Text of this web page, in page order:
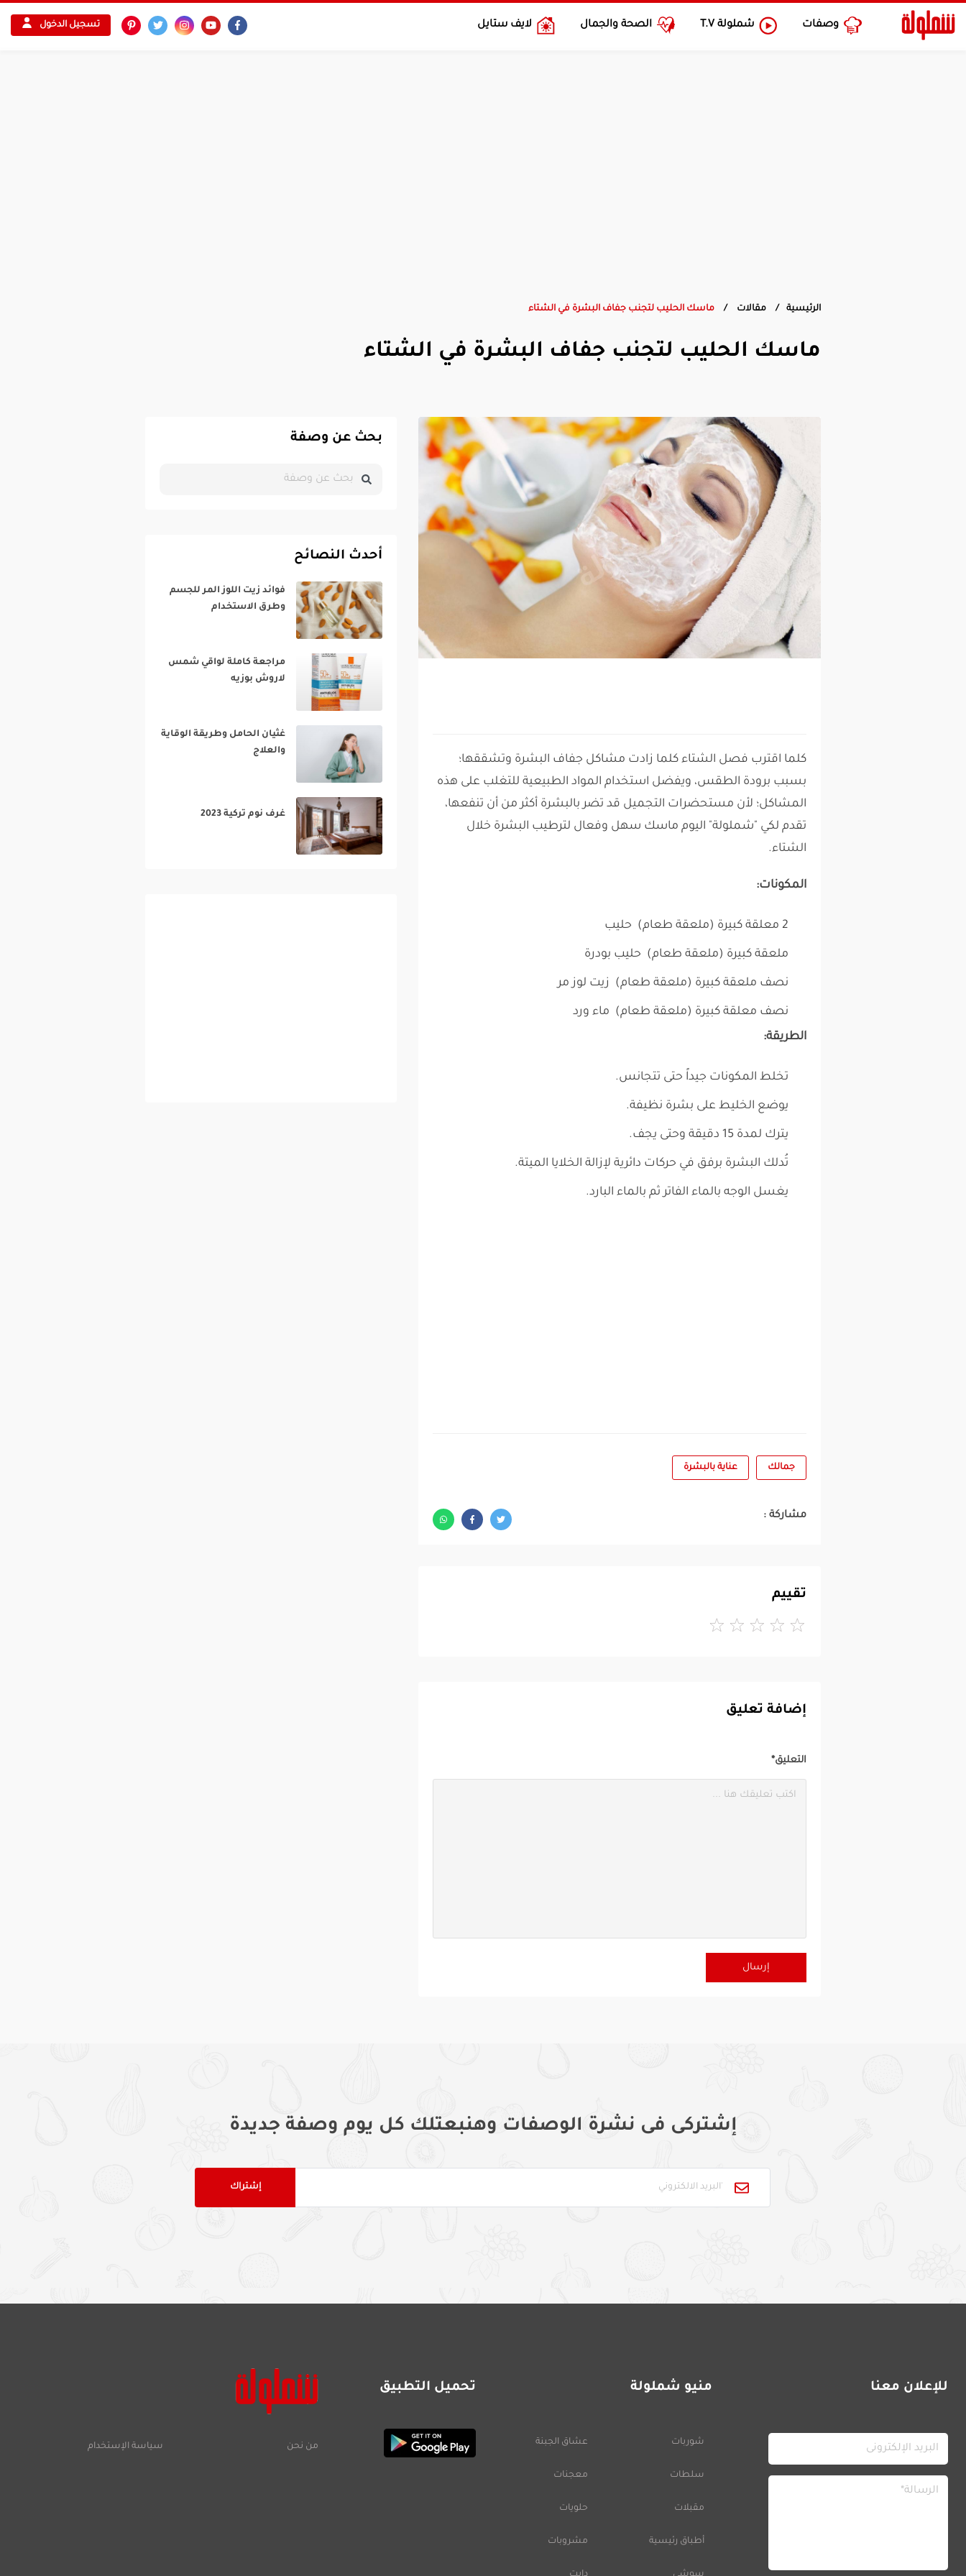
وصفات شملولة T.V الصحة والجمال لايف ستايل تسجيل الدخول
الرئيسية مقالات ماسك الحليب لتجنب جفاف البشرة في الشتاء
ماسك الحليب لتجنب جفاف البشرة في الشتاء
كلما اقترب فصل الشتاء كلما زادت مشاكل جفاف البشرة وتشققها؛
بسبب برودة الطقس، ويفضل استخدام المواد الطبيعية للتغلب على هذه
المشاكل؛ لأن مستحضرات التجميل قد تضر بالبشرة أكثر من أن تنفعها،
تقدم لكي "شملولة" اليوم ماسك سهل وفعال لترطيب البشرة خلال
الشتاء.
المكونات:
2 معلقة كبيرة (ملعقة طعام) حليب
ملعقة كبيرة (ملعقة طعام) حليب بودرة
نصف ملعقة كبيرة (ملعقة طعام) زيت لوز مر
نصف معلقة كبيرة (ملعقة طعام) ماء ورد
الطريقة:
تخلط المكونات جيداً حتى تتجانس.
يوضع الخليط على بشرة نظيفة.
يترك لمدة 15 دقيقة وحتى يجف.
تُدلك البشرة برفق في حركات دائرية لإزالة الخلايا الميتة.
يغسل الوجه بالماء الفاتر ثم بالماء البارد.
جمالك عناية بالبشرة
مشاركة :
تقييم
إضافة تعليق
التعليق*
بحث عن وصفة
أحدث النصائح
فوائد زيت اللوز المر للجسم
وطرق الاستخدام‎
مراجعة كاملة لواقي شمس
لاروش بوزيه‎
غثيان الحامل وطريقة الوقاية
والعلاج‎
غرف نوم تركية 2023‎
إشتركى فى نشرة الوصفات وهنبعتلك كل يوم وصفة جديدة
للإعلان معنا منيو شملولة
شوربات
سلطات
مقبلات
أطباق رئيسية
عشاق الجبنة
معجنات
حلويات
مشروبات
تحميل التطبيق
من نحن سياسة الإستخدام